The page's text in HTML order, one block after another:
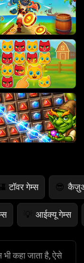
टॉवर गेम्स 😎
💡 आईक्यू गेम्स
कहा जाता है, ऐसे